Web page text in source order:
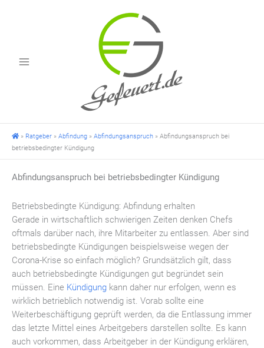
» Ratgeber » Abfindung » Abfindungsanspruch » Abfindungsanspruch bei
betriebsbedingter Kündigung
Abfindungsanspruch bei betriebsbedingter Kündigung
Betriebsbedingte Kündigung: Abfindung erhalten
Gerade in wirtschaftlich schwierigen Zeiten denken Chefs
oftmals darüber nach, ihre Mitarbeiter zu entlassen. Aber sind
betriebsbedingte Kündigungen beispielsweise wegen der
Corona-Krise so einfach möglich? Grundsätzlich gilt, dass
auch betriebsbedingte Kündigungen gut begründet sein
müssen. Eine Kündigung kann daher nur erfolgen, wenn es
wirklich betrieblich notwendig ist. Vorab sollte eine
Weiterbeschäftigung geprüft werden, da die Entlassung immer
das letzte Mittel eines Arbeitgebers darstellen sollte. Es kann
auch vorkommen, dass Arbeitgeber in der Kündigung erklären,